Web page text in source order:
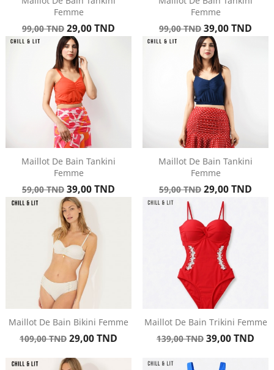
Femme
Prix
de
99,00 TND Prix
29,00 TND
Femme
Prix
de
99,00 TND Prix
39,00 TND
Maillot De Bain Tankini
Femme
Prix
de
59,00 TND Prix
39,00 TND
Maillot De Bain Tankini
Femme
Prix
de
59,00 TND Prix
29,00 TND
Maillot De Bain Bikini Femme
Prix
base
109,00 TND Prix
29,00 TND
Maillot De Bain Trikini Femme
Prix
base
139,00 TND Prix
39,00 TND